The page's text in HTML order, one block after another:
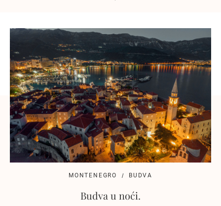
MONTENEGRO BUDVA
Budva u noći.